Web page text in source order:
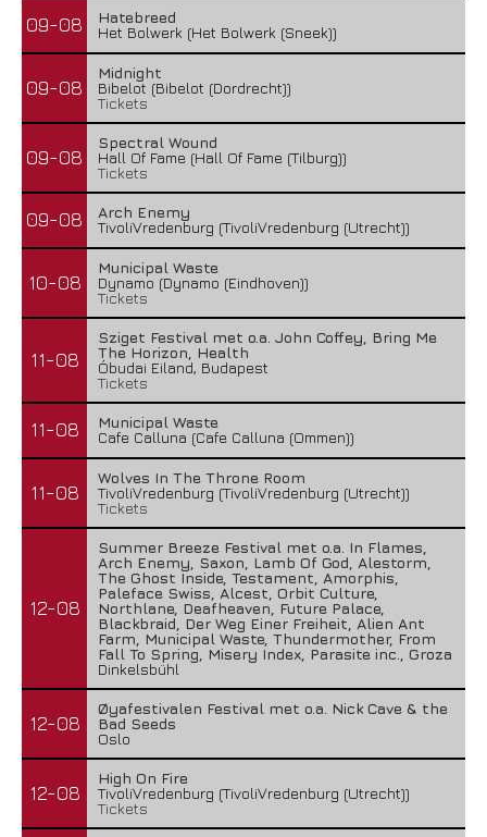
09-08
Hatebreed
Het Bolwerk (Het Bolwerk (Sneek))
09-08
Midnight
Bibelot (Bibelot (Dordrecht))
Tickets
09-08
Spectral Wound
Hall Of Fame (Hall Of Fame (Tilburg))
Tickets
09-08
Arch Enemy
TivoliVredenburg (TivoliVredenburg (Utrecht))
10-08
Municipal Waste
Dynamo (Dynamo (Eindhoven))
Tickets
11-08
Sziget Festival met o.a. John Coffey, Bring Me
The Horizon, Health
Óbudai Eiland, Budapest
Tickets
11-08
Municipal Waste
Cafe Calluna (Cafe Calluna (Ommen))
11-08
Wolves In The Throne Room
TivoliVredenburg (TivoliVredenburg (Utrecht))
Tickets
12-08
Summer Breeze Festival met o.a. In Flames,
Arch Enemy, Saxon, Lamb Of God, Alestorm,
The Ghost Inside, Testament, Amorphis,
Paleface Swiss, Alcest, Orbit Culture,
Northlane, Deafheaven, Future Palace,
Blackbraid, Der Weg Einer Freiheit, Alien Ant
Farm, Municipal Waste, Thundermother, From
Fall To Spring, Misery Index, Parasite inc., Groza
Dinkelsbühl
12-08
Øyafestivalen Festival met o.a. Nick Cave & the
Bad Seeds
Oslo
12-08
High On Fire
TivoliVredenburg (TivoliVredenburg (Utrecht))
Tickets